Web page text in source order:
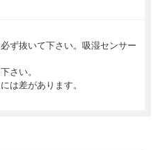
ず抜いて下さい。吸湿センサー
さい。
は差があります。